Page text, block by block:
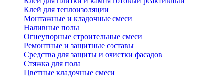
Клей для теплоизоляции
Монтажные и кладочные смеси
Наливные полы
Огнеупорные строительные смеси
Ремонтные и защитные составы
Средства для защиты и очистки фасадов
Стяжка для пола
Цветные кладочные смеси